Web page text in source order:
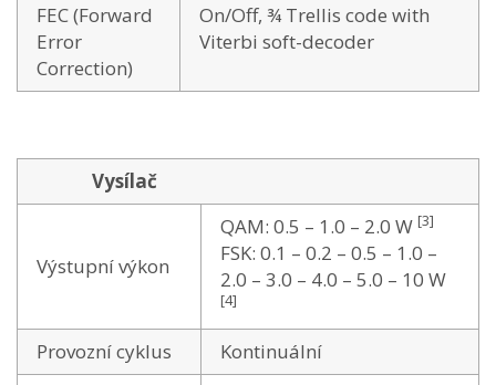
FEC (Forward
Error
Correction)
On/Off, ¾ Trellis code with
Viterbi soft-decoder
Vysílač
Výstupní výkon
QAM: 0.5 – 1.0 – 2.0 W [3]
FSK: 0.1 – 0.2 – 0.5 – 1.0 –
2.0 – 3.0 – 4.0 – 5.0 – 10 W
[4]
Provozní cyklus
Kontinuální